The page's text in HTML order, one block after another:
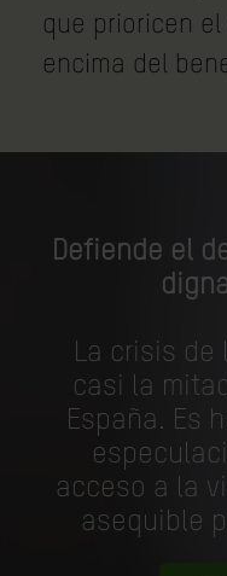
que prioricen
encima del
Defiende el
La crisis de
casi la
España. Es
acceso a la
asequible